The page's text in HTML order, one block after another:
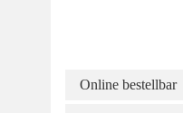
Online bestellbar